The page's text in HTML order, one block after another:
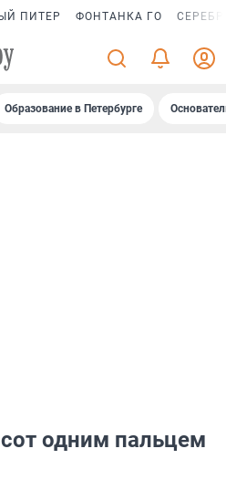
ПИТЕР ФОНТАНКА ГО
Образование в Петербурге
одним пальцем